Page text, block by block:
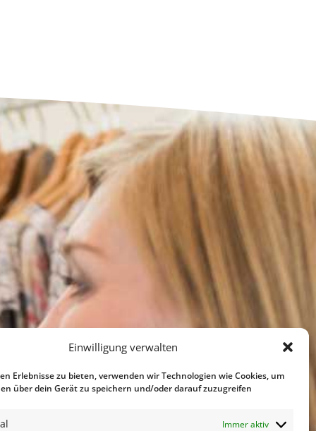
Einwilligung verwalten
Erlebnisse zu bieten, verwenden wir Technologien wie Cookies, um
über dein Gerät zu speichern und/oder darauf zuzugreifen
Immer aktiv